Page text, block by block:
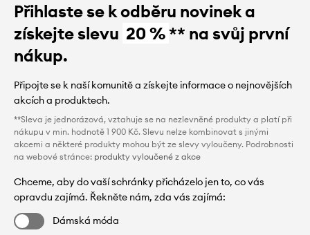
Přihlaste se k odběru novinek a
získejte slevu 20 %** na svůj první
nákup.
Připojte se k naší komunitě a získejte informace o nejnovějších
akcích a produktech.
**Sleva je jednorázová, vztahuje se na nezlevněné produkty a platí při
nákupu v min. hodnotě 1 900 Kč. Slevu nelze kombinovat s jinými
akcemi a některé produkty mohou být ze slevy vyloučeny. Podrobnosti
na webové stránce: produkty vyloučené z akce
Chceme, aby do vaší schránky přicházelo jen to, co vás
opravdu zajímá. Řekněte nám, zda vás zajímá:
Dámská móda